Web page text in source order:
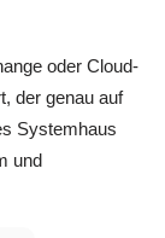
oder Cloud-
der genau auf
Systemhaus
und